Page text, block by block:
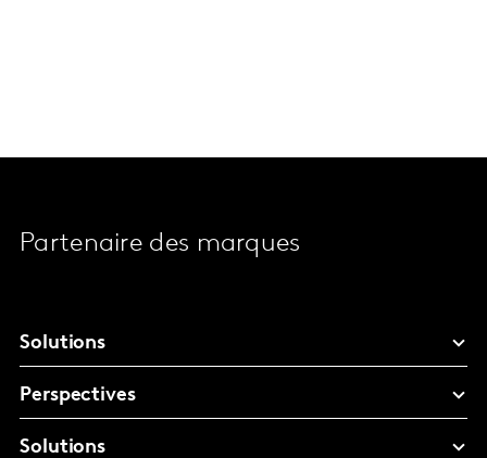
Partenaire des marques
Solutions
Perspectives
Solutions